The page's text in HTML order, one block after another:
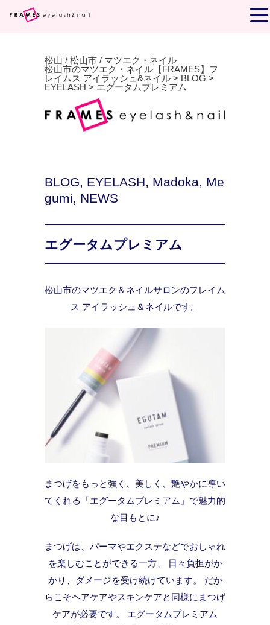
松山 / 松山市 / マツエク・ネイル
松山市のマツエク・ネイル【FRAMES】フ
レイムス アイラッシュ&ネイル > BLOG >
EYELASH > エグータムプレミアム
BLOG, EYELASH, Madoka, Me
gumi, NEWS
エグータムプレミアム
松山市のマツエク＆ネイルサロンのフレイム
ス アイラッシュ＆ネイルです。
まつげをもっと強く、美しく、艶やかに導い
てくれる「エグータムプレミアム」で魅力的
な目もとに♪
まつげは、パーマやエクステなどでおしゃれ
を楽しむことができる一方、 日々負担がか
かり、ダメージを受け続けています。 だか
らこそヘアケアやスキンケアと同様にまつげ
ケアが必要です。 エグータムプレミアム